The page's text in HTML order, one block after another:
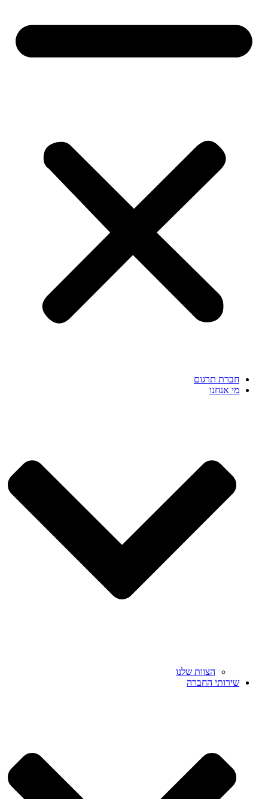
חברת תרגום
מי אנחנו
הצוות שלנו
שירותי החברה